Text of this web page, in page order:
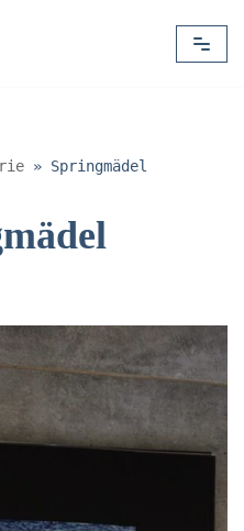
» Springmädel